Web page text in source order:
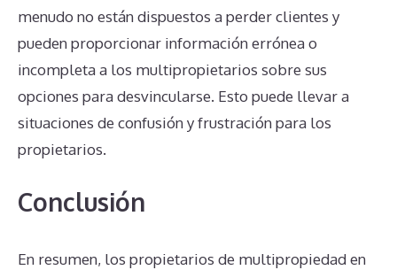
menudo no están dispuestos a perder clientes y
pueden proporcionar información errónea o
incompleta a los multipropietarios sobre sus
opciones para desvincularse. Esto puede llevar a
situaciones de confusión y frustración para los
propietarios.
Conclusión
En resumen, los propietarios de multipropiedad en